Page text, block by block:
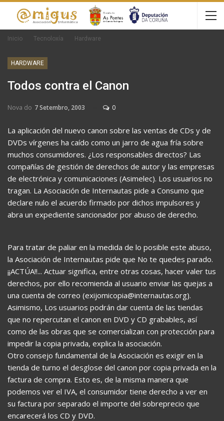
Inicio Tecnoloxía Hardware
HARDWARE
Todos contra el Canon
Nova do 7 Setembro, 2003 0
La aplicación del nuevo canon sobre las ventas de CDs y de
DVDs vírgenes ha caído como un jarro de agua fría sobre
muchos consumidores. ¿Los responsables directos? Las
compañías de gestión de derechos de autor y las empresas
de electrónica y comunicaciones (Asimelec). Los usuarios no
tragan. La Asociación de Internautas pide a Consumo que
declare nulo el acuerdo firmado por dichos impulsores y
abra un expediente sancionador por abuso de derecho.
Para tratar de paliar en la medida de lo posible este abuso,
la Asociación de Internautas pide que No te quedes parado.
¡¡ACTÚA!!... Actuar significa, entre otras cosas, hacer valer tus
derechos, por ello recomienda al usuario enviar las quejas a
una cuenta de correo (exijomicopia@internautas.org).
Asimismo, Los usuarios podrán dar cuenta de las tiendas
que no repercutan el canon en DVD y CD grabables, así
como de las obras que se comercializan con protección para
impedir la copia privada, explica la asociación.
Otro consejo fundamental de la Asociación es exigir en la
tienda de turno el desglose del canon por copia privada en la
factura de compra. Esto es, de la misma manera que
podemos ver el IVA, el consumidor tiene derecho a ver en
su factura por separado el importe del sobreprecio que
encarecerá los CD y DVD.